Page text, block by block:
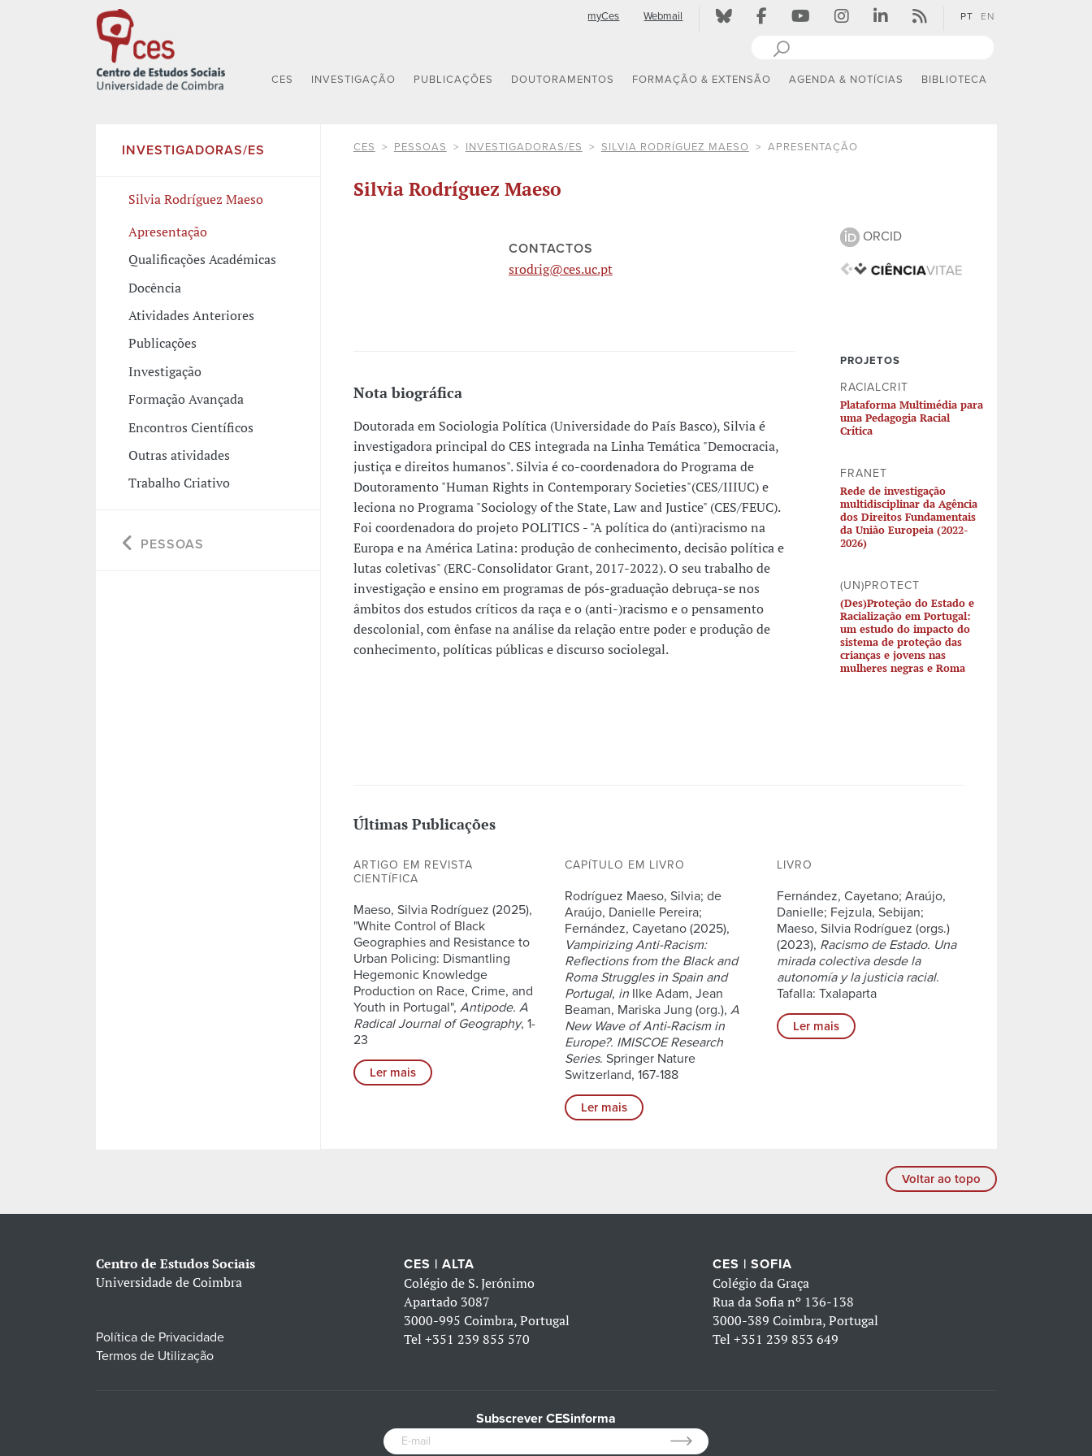
myCes Webmail PT EN
CES INVESTIGAÇÃO PUBLICAÇÕES DOUTORAMENTOS FORMAÇÃO & EXTENSÃO AGENDA & NOTÍCIAS BIBLIOTECA
INVESTIGADORAS/ES
Silvia Rodríguez Maeso
Apresentação
Qualificações Académicas
Docência
Atividades Anteriores
Publicações
Investigação
Formação Avançada
Encontros Científicos
Outras atividades
Trabalho Criativo
PESSOAS
CES PESSOAS INVESTIGADORAS/ES SILVIA RODRÍGUEZ MAESO APRESENTAÇÃO
Silvia Rodríguez Maeso
CONTACTOS
srodrig@ces.uc.pt
Nota biográfica
Doutorada em Sociologia Política (Universidade do País Basco), Silvia é
investigadora principal do CES integrada na Linha Temática "Democracia,
justiça e direitos humanos". Silvia é co-coordenadora do Programa de
Doutoramento "Human Rights in Contemporary Societies"(CES/IIIUC) e
leciona no Programa "Sociology of the State, Law and Justice" (CES/FEUC).
Foi coordenadora do projeto POLITICS - "A política do (anti)racismo na
Europa e na América Latina: produção de conhecimento, decisão política e
lutas coletivas" (ERC-Consolidator Grant, 2017-2022). O seu trabalho de
investigação e ensino em programas de pós-graduação debruça-se nos
âmbitos dos estudos críticos da raça e o (anti-)racismo e o pensamento
descolonial, com ênfase na análise da relação entre poder e produção de
conhecimento, políticas públicas e discurso sociolegal.
ORCID
PROJETOS
RACIALCRIT
Plataforma Multimédia para
uma Pedagogia Racial
Crítica
FRANET
Rede de investigação
multidisciplinar da Agência
dos Direitos Fundamentais
da União Europeia (2022-
2026)
(UN)PROTECT
(Des)Proteção do Estado e
Racialização em Portugal:
um estudo do impacto do
sistema de proteção das
crianças e jovens nas
mulheres negras e Roma
Últimas Publicações
ARTIGO EM REVISTA
CIENTÍFICA
Maeso, Silvia Rodríguez (2025),
"White Control of Black
Geographies and Resistance to
Urban Policing: Dismantling
Hegemonic Knowledge
Production on Race, Crime, and
Youth in Portugal", Antipode. A
Radical Journal of Geography, 1-
23
Ler mais
CAPÍTULO EM LIVRO
Rodríguez Maeso, Silvia; de
Araújo, Danielle Pereira;
Fernández, Cayetano (2025),
Vampirizing Anti-Racism:
Reflections from the Black and
Roma Struggles in Spain and
Portugal, in Ilke Adam, Jean
Beaman, Mariska Jung (org.),A
New Wave of Anti-Racism in
Europe?. IMISCOE Research
Series. Springer Nature
Switzerland, 167-188
Ler mais
LIVRO
Fernández, Cayetano; Araújo,
Danielle; Fejzula, Sebijan;
Maeso, Silvia Rodríguez (orgs.)
(2023), Racismo de Estado. Una
mirada colectiva desde la
autonomía y la justicia racial.
Tafalla: Txalaparta
Ler mais
Voltar ao topo
Centro de Estudos Sociais
Universidade de Coimbra
Política de Privacidade
Termos de Utilização
CES | ALTA
Colégio de S. Jerónimo
Apartado 3087
3000-995 Coimbra, Portugal
Tel+351 239 855 570
CES | SOFIA
Colégio da Graça
Rua da Sofia nº 136-138
3000-389 Coimbra, Portugal
Tel +351 239 853 649
Subscrever CESinforma